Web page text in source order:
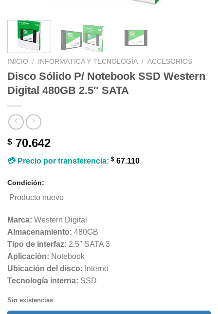
INICIO / INFORMÁTICA Y TECNOLOGÍA / ACCESORIOS
Disco Sólido P/ Notebook SSD Western
Digital 480GB 2.5″ SATA
$ 70.642
💳 Precio por transferencia: $ 67.110
Condición:
Producto nuevo
Marca: Western Digital
Almacenamiento: 480GB
Tipo de interfaz: 2.5″ SATA 3
Aplicación: Notebook
Ubicación del disco: Interno
Tecnología interna: SSD
Sin existencias